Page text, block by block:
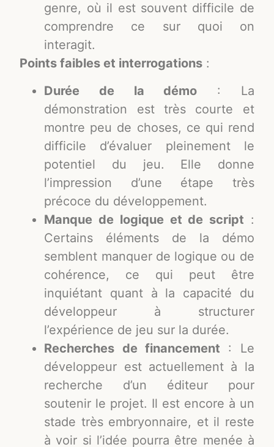
genre, où il est souvent difficile de
comprendre ce sur quoi on
interagit.
Points faibles et interrogations :
Durée de la démo : La
démonstration est très courte et
montre peu de choses, ce qui rend
difficile d’évaluer pleinement le
potentiel du jeu. Elle donne
l’impression d’une étape très
précoce du développement.
Manque de logique et de script :
Certains éléments de la démo
semblent manquer de logique ou de
cohérence, ce qui peut être
inquiétant quant à la capacité du
développeur à structurer
l’expérience de jeu sur la durée.
Recherches de financement : Le
développeur est actuellement à la
recherche d’un éditeur pour
soutenir le projet. Il est encore à un
stade très embryonnaire, et il reste
à voir si l’idée pourra être menée à